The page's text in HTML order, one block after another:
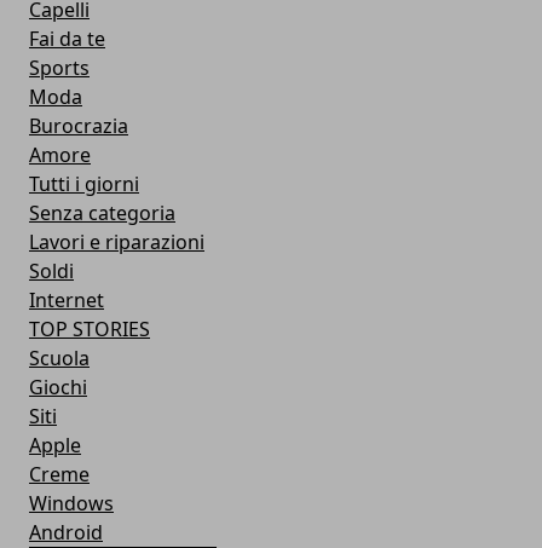
Capelli
Fai da te
Sports
Moda
Burocrazia
Amore
Tutti i giorni
Senza categoria
Lavori e riparazioni
Soldi
Internet
TOP STORIES
Scuola
Giochi
Siti
Apple
Creme
Windows
Android